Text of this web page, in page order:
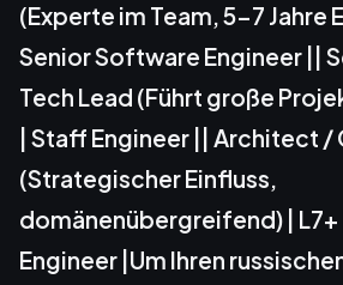
(Experte im Team, 5-7 Jahre
Senior Software Engineer ||
Tech Lead (Führt große
| Staff Engineer || Architect /
(Strategischer Einfluss,
domänenübergreifend) | L7+
Engineer |Um Ihren